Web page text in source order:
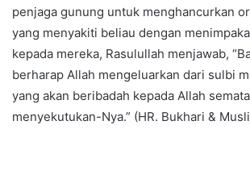
penjaga gunung untuk menghancurkan
yang menyakiti beliau dengan
kepada mereka, Rasulullah menjawab,
berharap Allah mengeluarkan dari sulbi
yang akan beribadah kepada Allah
menyekutukan-Nya.” (HR. Bukhari &